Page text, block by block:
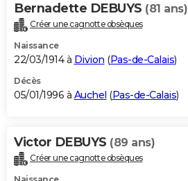
Bernadette DEBUYS (81 ans)
Créer une cagnotte obsèques
Naissance
22/03/1914 à Divion (Pas-de-Calais)
Décès
05/01/1996 à Auchel (Pas-de-Calais)
Victor DEBUYS (89 ans)
Créer une cagnotte obsèques